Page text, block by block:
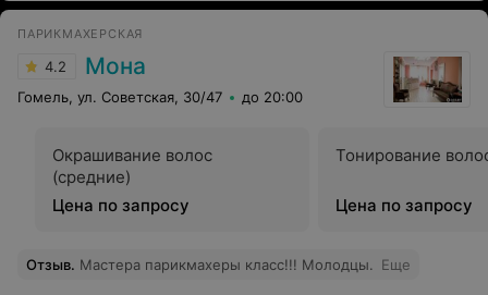
ПАРИКМАХЕРСКАЯ
4.2 Мона
Гомель, ул. Советская, 30/47 до 20:00
Окрашивание волос
(средние)
Цена по запросу
Тонирование
Цена по запросу
Отзыв. Мастера парикмахеры класс!!! Молодцы. Еще